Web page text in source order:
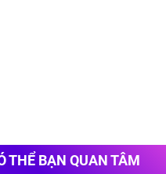
THỂ BẠN QUAN TÂM